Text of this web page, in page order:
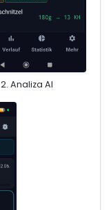
2. Analiza AI